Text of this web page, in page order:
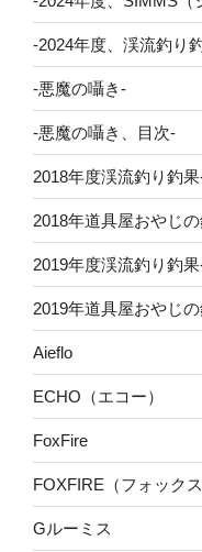
-2024年度、渓流釣り
-悪魔の囁き-
-悪魔の囁き、目次-
2018年度渓流釣り釣
2018年道具屋おやじ
2019年度渓流釣り釣
2019年道具屋おやじ
Aieflo
ECHO（エコー）
FoxFire
FOXFIRE（フォック
Gルーミス